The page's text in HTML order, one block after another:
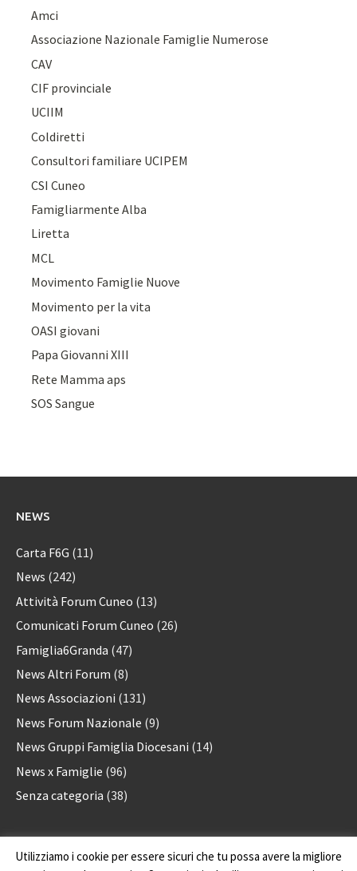
Amci
Associazione Nazionale Famiglie Numerose
CAV
CIF provinciale
UCIIM
Coldiretti
Consultori familiare UCIPEM
CSI Cuneo
Famigliarmente Alba
Liretta
MCL
Movimento Famiglie Nuove
Movimento per la vita
OASI giovani
Papa Giovanni XIII
Rete Mamma aps
SOS Sangue
NEWS
Carta F6G (11)
News (242)
Attività Forum Cuneo (13)
Comunicati Forum Cuneo (26)
Famiglia6Granda (47)
News Altri Forum (8)
News Associazioni (131)
News Forum Nazionale (9)
News Gruppi Famiglia Diocesani (14)
News x Famiglie (96)
Senza categoria (38)
Forum delle Associazioni familiari della provincia di Cuneo
Utilizziamo i cookie per essere sicuri che tu possa avere la migliore